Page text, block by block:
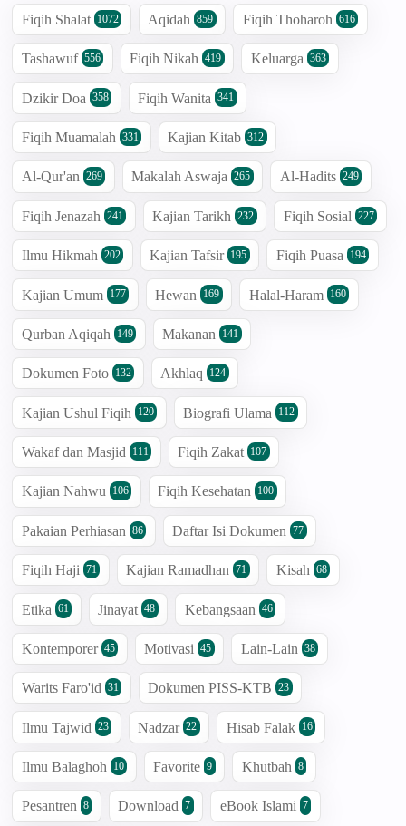
Fiqih Shalat 1072 Aqidah 859 Fiqih Thoharoh 616
Tashawuf 556 Fiqih Nikah 419 Keluarga 363
Dzikir Doa 358 Fiqih Wanita 341
Fiqih Muamalah 331 Kajian Kitab 312
Al-Qur'an 269 Makalah Aswaja 265 Al-Hadits 249
Fiqih Jenazah 241 Kajian Tarikh 232 Fiqih Sosial 227
Ilmu Hikmah 202 Kajian Tafsir 195 Fiqih Puasa 194
Kajian Umum 177 Hewan 169 Halal-Haram 160
Qurban Aqiqah 149 Makanan 141
Dokumen Foto 132 Akhlaq 124
Kajian Ushul Fiqih 120 Biografi Ulama 112
Wakaf dan Masjid 111 Fiqih Zakat 107
Kajian Nahwu 106 Fiqih Kesehatan 100
Pakaian Perhiasan 86 Daftar Isi Dokumen 77
Fiqih Haji 71 Kajian Ramadhan 71 Kisah 68
Etika 61 Jinayat 48 Kebangsaan 46
Kontemporer 45 Motivasi 45 Lain-Lain 38
Warits Faro'id 31 Dokumen PISS-KTB 23
Ilmu Tajwid 23 Nadzar 22 Hisab Falak 16
Ilmu Balaghoh 10 Favorite 9 Khutbah 8
Pesantren 8 Download 7 eBook Islami 7